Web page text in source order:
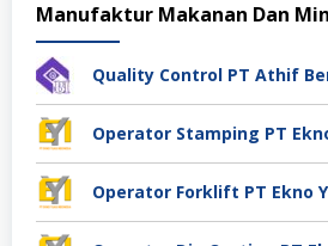
Manufaktur Makanan Dan